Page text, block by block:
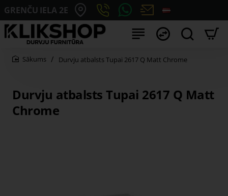
GRENČU IELA 2E
Durvju atbalsts Tupai 2617 Q Matt
Chrome
Durvju atbalsts Tupai 2617 Q Matt Chrome